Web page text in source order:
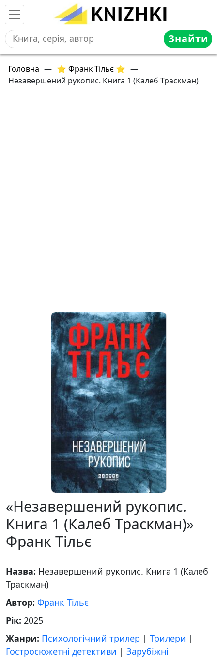
Знайти
Головна — ⭐ Франк Тільє ⭐ —
Незавершений рукопис. Книга 1 (Калеб Траскман)
«Незавершений рукопис.
Книга 1 (Калеб Траскман)»
Франк Тільє
Назва: Незавершений рукопис. Книга 1 (Калеб
Траскман)
Автор: Франк Тільє
Рік: 2025
Жанри: Психологічний трилер | Трилери |
Гостросюжетні детективи | Зарубіжні